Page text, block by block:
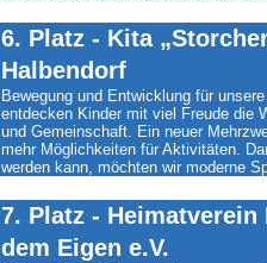
6. Platz - Kita
Halbendorf
Bewegung und Entwicklung für
entdecken Kinder mit viel Freude die
und Gemeinschaft. Ein neuer
mehr Möglichkeiten für Aktivitäten.
werden kann, möchten wir moderne
7. Platz -
dem Eigen e.V.